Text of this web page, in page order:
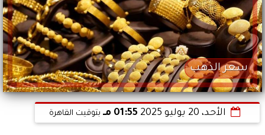
سعر الذهب
الأحد، 20 يوليو 2025 01:55 مـ بتوقيت القاهرة